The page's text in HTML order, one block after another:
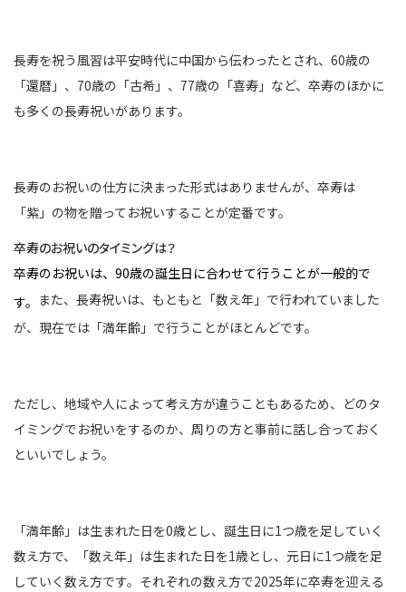
長寿を祝う風習は平安時代に中国から伝わったとされ、60歳の
「還暦」、70歳の「古希」、77歳の「喜寿」など、卒寿のほかに
も多くの長寿祝いがあります。
長寿のお祝いの仕方に決まった形式はありませんが、卒寿は
「紫」の物を贈ってお祝いすることが定番です。
卒寿のお祝いのタイミングは？
卒寿のお祝いは、90歳の誕生日に合わせて行うことが一般的で
す。 また、長寿祝いは、もともと「数え年」で行われていました
が、現在では「満年齢」で行うことがほとんどです。
ただし、地域や人によって考え方が違うこともあるため、どのタ
イミングでお祝いをするのか、周りの方と事前に話し合っておく
といいでしょう。
「満年齢」は生まれた日を0歳とし、誕生日に1つ歳を足していく
数え方で、「数え年」は生まれた日を1歳とし、元日に1つ歳を足
していく数え方です。それぞれの数え方で2025年に卒寿を迎える